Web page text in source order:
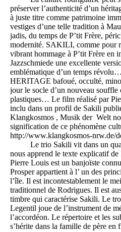
préserver l’authenticité d’un
à juste titre comme patrimoine
vestiges d’une telle tradition à
jadis, du temps de P’tit Frère,
modernité. SAKILI, comme pour
vibrant hommage à P’tit Frère en
Jazzschmiede une excellente
emblématique d’un temps
HERITAGE bafoué, occulté,
jour le socle d’un nouveau souffle
plastiques… Le film réalisé par
inclu dans un profil de Sakili
Klangkosmos , Musik der Welt
signification de ce phénomène
http://www.klangkosmos-nrw.de/
Le trio Sakili vit dans un
nous apprend le texte explicatif
Pierre Louis est un banjoïste
Prosper appartient à l’ un des
l’île. Il est incontestablement le
traditionnel de Rodrigues. Il est
timbre qui caractérise Sakili. Le
Legentil joue de l’instrument de
l’accordéon. Le répertoire et les
s’hérite dans la famille de père en